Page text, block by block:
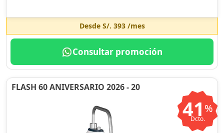
Desde S/. 393/mes
Consultar promoción
FLASH 60 ANIVERSARIO 2026 - 20
41 %
Dcto.